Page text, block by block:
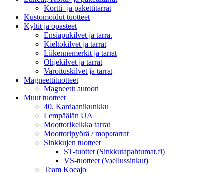
Kortti- ja pakettitarrat
Kustomoidut tuotteet
Kyltit ja opasteet
Ensiapukilvet ja tarrat
Kieltokilvet ja tarrat
Liikennemerkit ja tarrat
Ohjekilvet ja tarrat
Varoituskilvet ja tarrat
Magneettituotteet
Magneetit autoon
Muut tuotteet
40. Kardaanikunkku
Lempäälän UA
Moottorikelkka tarrat
Moottoripyörä / mopotarrat
Sinkkujen tuotteet
ST-tuottet (Sinkkutapahtumat.fi)
VS-tuotteet (Vaellussinkut)
Team Koeajo